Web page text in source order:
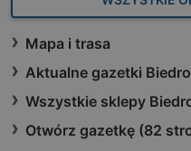
Mapa i trasa
Aktualne gazetki
Wszystkie sklepy
Otwórz gazetkę (82